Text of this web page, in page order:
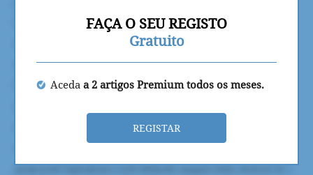
FAÇA O SEU REGISTO
Gratuito
Aceda a 2 artigos Premium todos os meses.
REGISTAR